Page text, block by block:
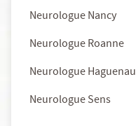
Neurologue Nancy
Neurologue Roanne
Neurologue Haguenau
Neurologue Sens